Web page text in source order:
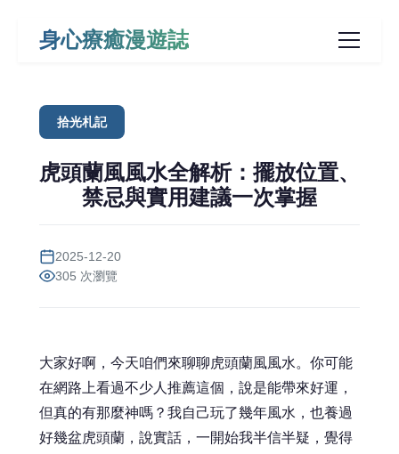
身心療癒漫遊誌
拾光札記
虎頭蘭風風水全解析：擺放位置、
禁忌與實用建議一次掌握
2025-12-20
305 次瀏覽
大家好啊，今天咱們來聊聊虎頭蘭風風水。你可能
在網路上看過不少人推薦這個，說是能帶來好運，
但真的有那麼神嗎？我自己玩了幾年風水，也養過
好幾盆虎頭蘭，說實話，一開始我半信半疑，覺得